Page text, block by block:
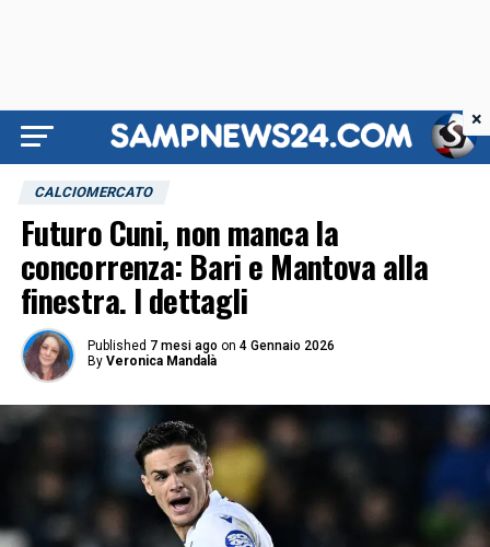
CALCIOMERCATO
Futuro Cuni, non manca la
concorrenza: Bari e Mantova alla
finestra. I dettagli
Published 7 mesi ago on 4 Gennaio 2026
By Veronica Mandalà
×